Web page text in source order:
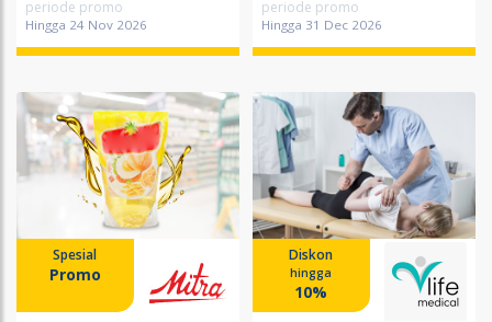
periode promo
Hingga 24 Nov 2026
periode promo
Hingga 31 Dec 2026
Spesial
Promo
Diskon
hingga
10%